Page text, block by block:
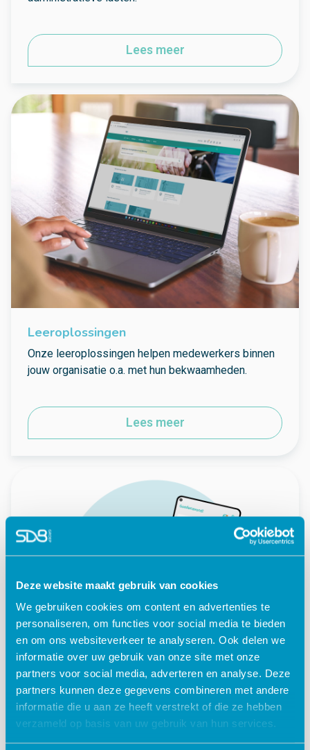
Deze website maakt gebruik van cookies
We gebruiken cookies om content en advertenties te
personaliseren, om functies voor social media te bieden
en om ons websiteverkeer te analyseren. Ook delen we
informatie over uw gebruik van onze site met onze
partners voor social media, adverteren en analyse. Deze
partners kunnen deze gegevens combineren met andere
informatie die u aan ze heeft verstrekt of die ze hebben
verzameld op basis van uw gebruik van hun services.
Lees meer
Leeroplossingen
Onze leeroplossingen helpen medewerkers binnen
jouw organisatie o.a. met hun bekwaamheden.
Lees meer
Octopus
Dé app voor de zorgmedewerker! Hierin vind je
cliëntgegevens, planning en HR gerelateerde zaken